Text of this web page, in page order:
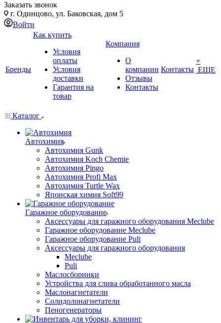
Заказать звонок
г. Одинцово, ул. Баковская, дом 5
Войти
Бренды
Как купить
Условия
оплаты
Условия
доставки
Гарантия на
товар
Компания
О
компании
Отзывы
Контакты
Контакты
+
ЕЩЕ
Каталог
Автохимия
Автохимия Gunk
Автохимия Koch Chemie
Автохимия Pingo
Автохимия Profi Max
Автохимия Turtle Wax
Японская химия Soft99
Гаражное оборудование
Аксессуары для гаражного оборудования Meclube
Гаражное оборудование Meclube
Гаражное оборудование Puli
Аксессуары для гаражного оборудования
Meclube
Puli
Маслосборники
Устройства для слива обработанного масла
Маслонагнетатели
Солидолонагнетатели
Пеногенераторы